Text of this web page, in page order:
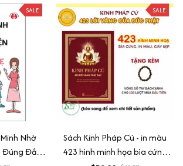
SALE
Nhờ
Đúng Đắn
SALE
Sách Kinh Pháp Cú - in màu
423 hình minh họa bìa cứng